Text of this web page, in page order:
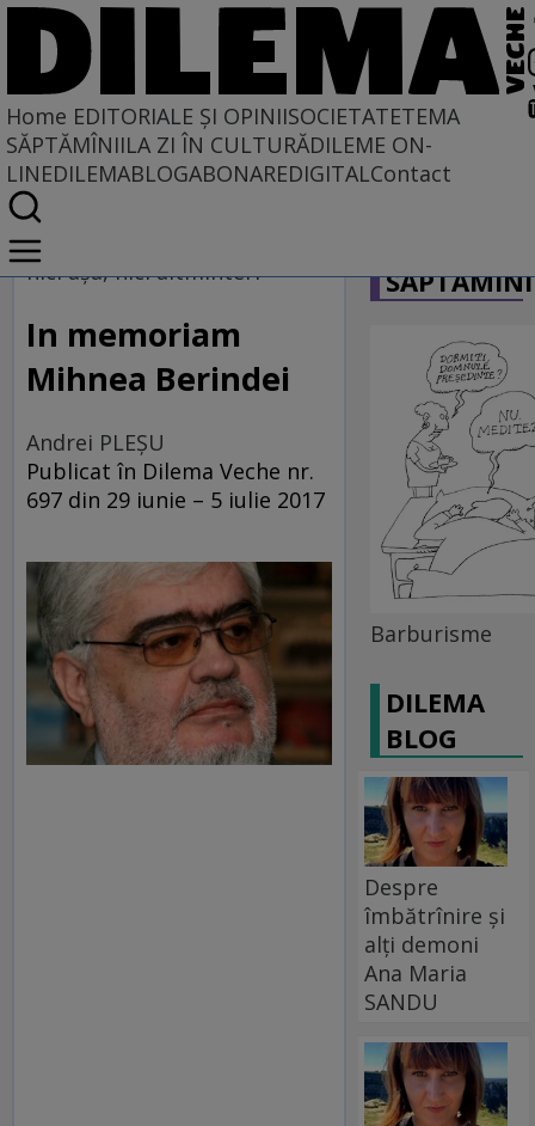
Home EDITORIALE ȘI OPINIISOCIETATETEMA
SĂPTĂMÎNIILA ZI ÎN CULTURĂDILEME ON-
LINEDILEMABLOGABONAREDIGITALContact
Home
EDITORIALE ȘI OPINII
SITUAȚIUNEA
nici aşa, nici altminteri
In memoriam
Mihnea Berindei
Andrei PLEŞU
Publicat în Dilema Veche nr.
697 din 29 iunie – 5 iulie 2017
Barburisme
DILEMA
BLOG
Despre
îmbătrînire și
alți demoni
Ana Maria
SANDU